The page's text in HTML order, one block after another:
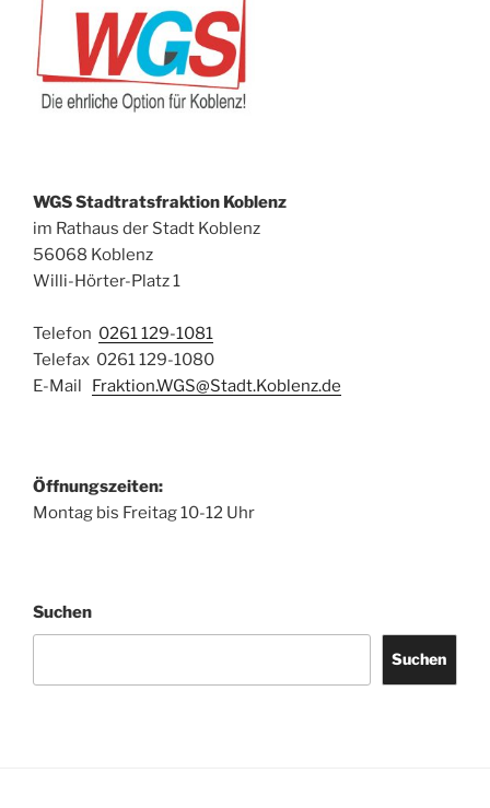
WGS Stadtratsfraktion Koblenz
im Rathaus der Stadt Koblenz
56068 Koblenz
Willi-Hörter-Platz 1
Telefon 0261 129-1081
Telefax 0261 129-1080
E-Mail Fraktion.WGS@Stadt.Koblenz.de
Öffnungszeiten:
Montag bis Freitag 10-12 Uhr
Suchen
Suchen